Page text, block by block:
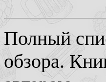
Полный
обзора.